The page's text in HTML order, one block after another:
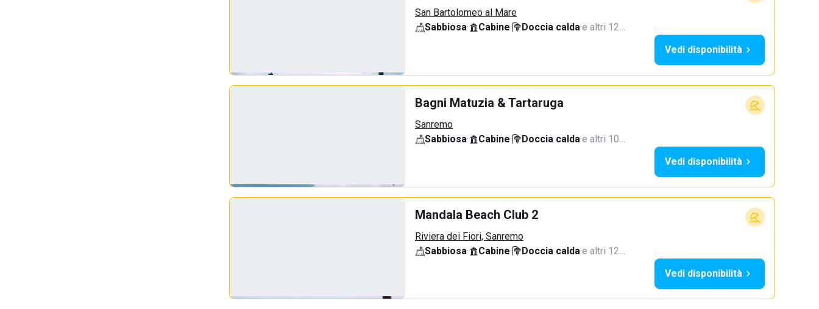
San Bartolomeo al Mare
Sabbiosa· Cabine· Doccia calda·e altri 12…
Vedi disponibilità
Bagni Matuzia & Tartaruga
Sanremo
Sabbiosa· Cabine· Doccia calda·e altri 10…
Vedi disponibilità
Mandala Beach Club 2
Riviera dei Fiori, Sanremo
Sabbiosa· Cabine· Doccia calda·e altri 12…
Vedi disponibilità